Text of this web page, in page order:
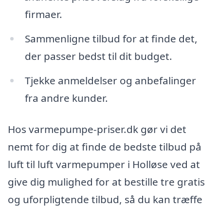
firmaer.
Sammenligne tilbud for at finde det,
der passer bedst til dit budget.
Tjekke anmeldelser og anbefalinger
fra andre kunder.
Hos varmepumpe-priser.dk gør vi det
nemt for dig at finde de bedste tilbud på
luft til luft varmepumper i Holløse ved at
give dig mulighed for at bestille tre gratis
og uforpligtende tilbud, så du kan træffe